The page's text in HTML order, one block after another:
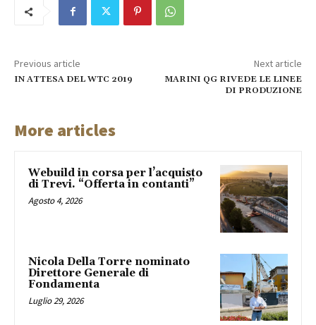
Previous article
IN ATTESA DEL WTC 2019
Next article
MARINI QG RIVEDE LE LINEE
DI PRODUZIONE
More articles
Webuild in corsa per l’acquisto
di Trevi. “Offerta in contanti”
Agosto 4, 2026
Nicola Della Torre nominato
Direttore Generale di
Fondamenta
Luglio 29, 2026